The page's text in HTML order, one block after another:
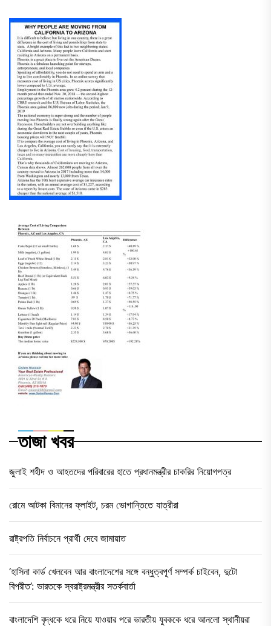
তাজা খবর
জুলাই শহীদ ও আহতদের পরিবারের হাতে প্রধানমন্ত্রীর চাকরির নিয়োগপত্র
রোমে আটকা বিমানের ফ্লাইট, চরম ভোগান্তিতে যাত্রীরা
রাষ্ট্রপতি নির্বাচনে প্রার্থী দেবে জামায়াত
‘হাসিনা কার্ড খেলবেন আর বাংলাদেশের সঙ্গে বন্ধুত্বপূর্ণ সম্পর্ক চাইবেন, দুটো
বিপরীত’: ভারতকে স্বরাষ্ট্রমন্ত্রীর সতর্কবার্তা
বাংলাদেশি বৃদ্ধকে ধরে নিয়ে যাওয়ার পরে ভারতীয় যুবককে ধরে আনলো স্থানীয়রা